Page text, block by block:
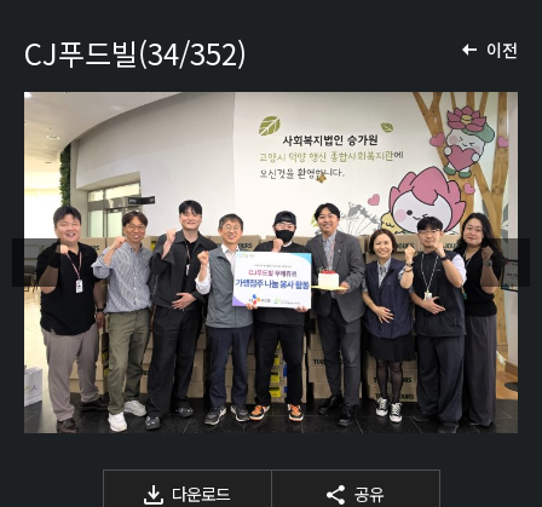
이전
CJ푸드빌(34/352)
다운로드 공유